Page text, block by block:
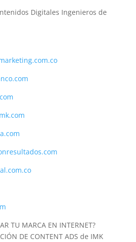
Digitales Ingenieros de
TU MARCA EN INTERNET?
DE CONTENT ADS de IMK